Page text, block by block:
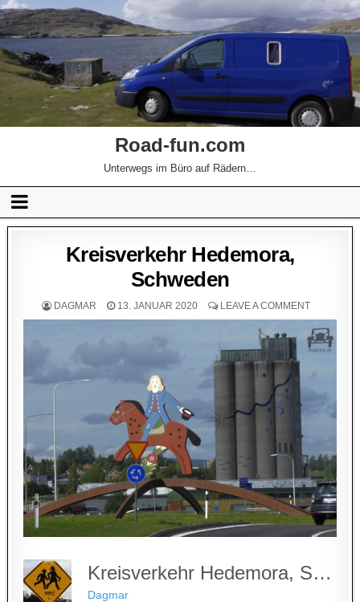
Road-fun.com
Unterwegs im Büro auf Rädern…
Kreisverkehr Hedemora,
Schweden
DAGMAR 13. JANUAR 2020 LEAVE A COMMENT
Kreisverkehr Hedemora, Schweden
Dagmar